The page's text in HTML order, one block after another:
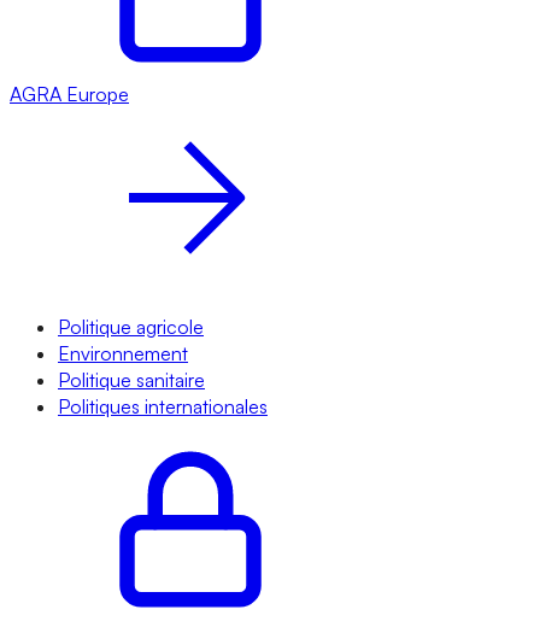
AGRA Europe
Politique agricole
Environnement
Politique sanitaire
Politiques internationales